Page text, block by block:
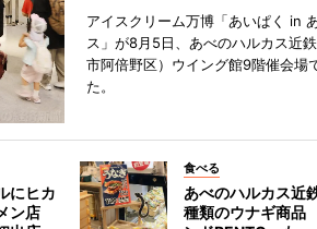
アイスクリーム万博「あいぱく in
ス」が8月5日、あべのハルカス近
市阿倍野区）ウイング館9階催会場
た。
にヒカ
ン店
食べる
あべのハルカス近
種類のウナギ商